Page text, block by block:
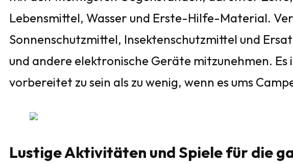
Lebensmittel, Wasser und Erste-Hilfe-Material.
Sonnenschutzmittel, Insektenschutzmittel und
und andere elektronische Geräte mitzunehmen.
vorbereitet zu sein als zu wenig, wenn es ums
Lustige Aktivitäten und Spiele für die